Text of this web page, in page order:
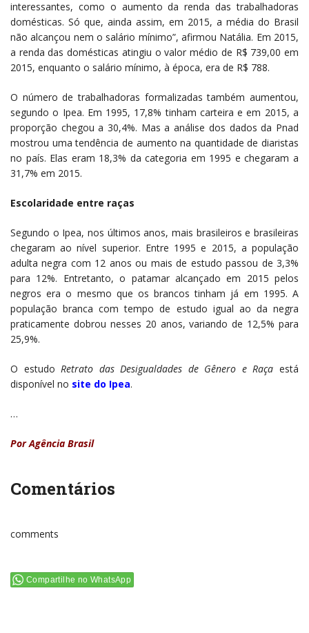
interessantes, como o aumento da renda das trabalhadoras
domésticas. Só que, ainda assim, em 2015, a média do Brasil
não alcançou nem o salário mínimo”, afirmou Natália. Em 2015,
a renda das domésticas atingiu o valor médio de R$ 739,00 em
2015, enquanto o salário mínimo, à época, era de R$ 788.
O número de trabalhadoras formalizadas também aumentou,
segundo o Ipea. Em 1995, 17,8% tinham carteira e em 2015, a
proporção chegou a 30,4%. Mas a análise dos dados da Pnad
mostrou uma tendência de aumento na quantidade de diaristas
no país. Elas eram 18,3% da categoria em 1995 e chegaram a
31,7% em 2015.
Escolaridade entre raças
Segundo o Ipea, nos últimos anos, mais brasileiros e brasileiras
chegaram ao nível superior. Entre 1995 e 2015, a população
adulta negra com 12 anos ou mais de estudo passou de 3,3%
para 12%. Entretanto, o patamar alcançado em 2015 pelos
negros era o mesmo que os brancos tinham já em 1995. A
população branca com tempo de estudo igual ao da negra
praticamente dobrou nesses 20 anos, variando de 12,5% para
25,9%.
O estudoRetrato das Desigualdades de Gênero e Raça está
disponível no site do Ipea.
…
Por Agência Brasil
Comentários
comments
Compartilhe no WhatsApp